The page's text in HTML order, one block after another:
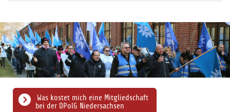
Was kostet mich eine Mitgliedschaft
bei der DPolG Niedersachsen